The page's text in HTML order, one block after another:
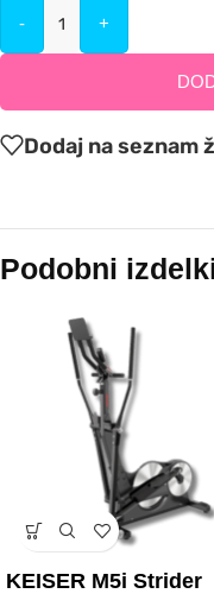
- +
Dodaj na seznam
Podobni
KEISER M5i Strider